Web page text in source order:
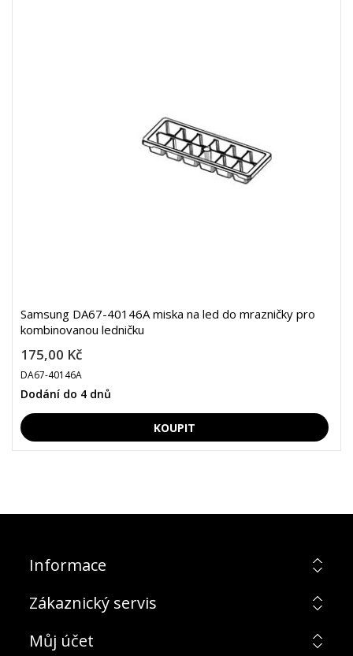
Samsung DA67-40146A miska na led do mrazničky pro
kombinovanou ledničku
175,00 Kč
DA67-40146A
Dodání do 4 dnů
Informace
Zákaznický servis
Můj účet